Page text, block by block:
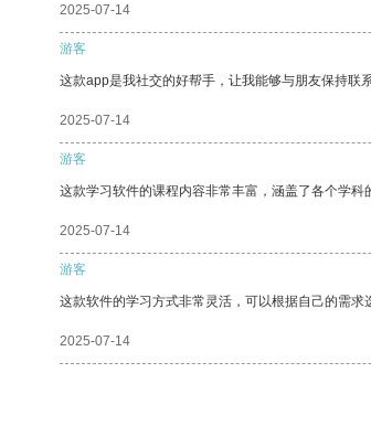
2025-07-14
游客
这款app是我社交的好帮手，让我能够与朋友保持联
2025-07-14
游客
这款学习软件的课程内容非常丰富，涵盖了各个学科
2025-07-14
游客
这款软件的学习方式非常灵活，可以根据自己的需求
2025-07-14